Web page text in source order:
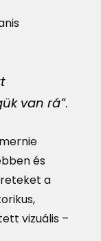
van rá”.
és
a
vizuális –